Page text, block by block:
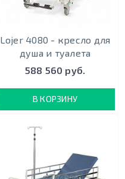
Lojer 4080 - кресло для
душа и туалета
588 560 руб.
В КОРЗИНУ